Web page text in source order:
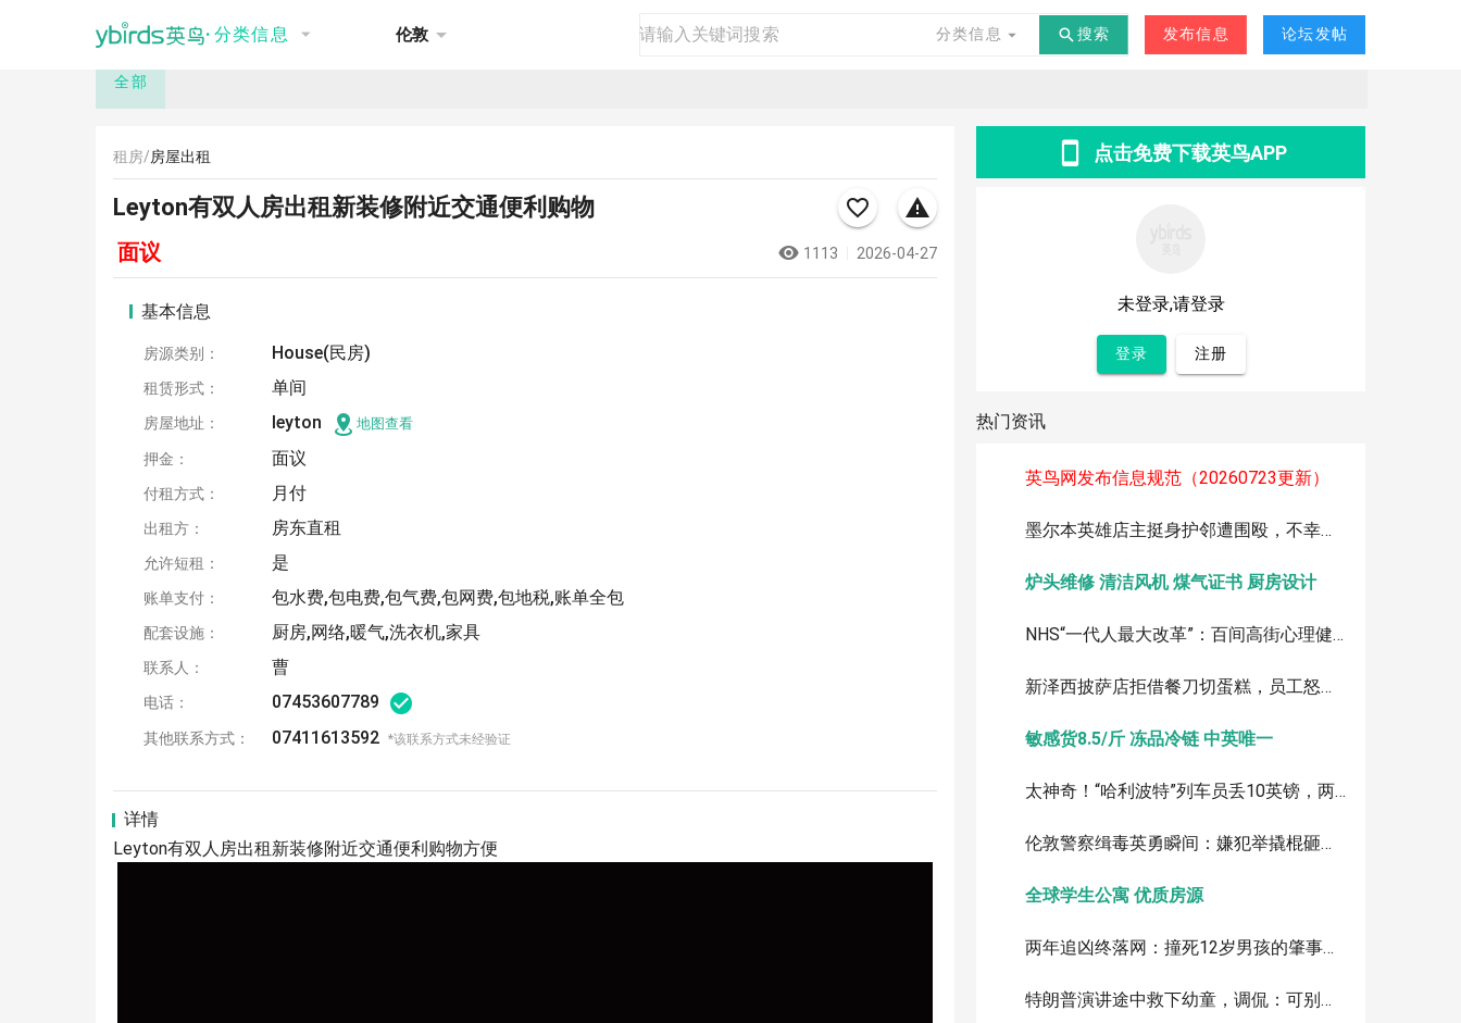
· 分类信息 伦敦 分类信息 搜索 发布信息 论坛发帖
推荐 讨论 租房 二手 商品 商务 交友 其他 -°C
全部
租房/房屋出租
Leyton有双人房出租新装修附近交通便利购物
面议 1113 2026-04-27
基本信息
房源类别： House(民房)
租赁形式： 单间
房屋地址： leyton 地图查看
押金： 面议
付租方式： 月付
出租方： 房东直租
允许短租： 是
账单支付： 包水费,包电费,包气费,包网费,包地税,账单全包
配套设施： 厨房,网络,暖气,洗衣机,家具
联系人： 曹
电话： 07453607789
其他联系方式： 07411613592 *该联系方式未经验证
详情
Leyton有双人房出租新装修附近交通便利购物方便
点击免费下载英鸟APP
未登录,请登录
登录 注册
热门资讯
英鸟网发布信息规范（20260723更新）
墨尔本英雄店主挺身护邻遭围殴，不幸离世：涉案者最小仅12岁
炉头维修 清洁风机 煤气证书 厨房设计
NHS“一代人最大改革”：百间高街心理健康中心，银行图书馆变身诊所
新泽西披萨店拒借餐刀切蛋糕，员工怒斥顾客视频引爆全网
敏感货8.5/斤 冻品冷链 中英唯一
太神奇！“哈利波特”列车员丢10英镑，两周后竟被海鸥叼回
伦敦警察缉毒英勇瞬间：嫌犯举撬棍砸头，警员果断制伏
全球学生公寓 优质房源
两年追凶终落网：撞死12岁男孩的肇事逃逸者，被引渡回英受审
特朗普演讲途中救下幼童，调侃：可别像拜登那样摔下台